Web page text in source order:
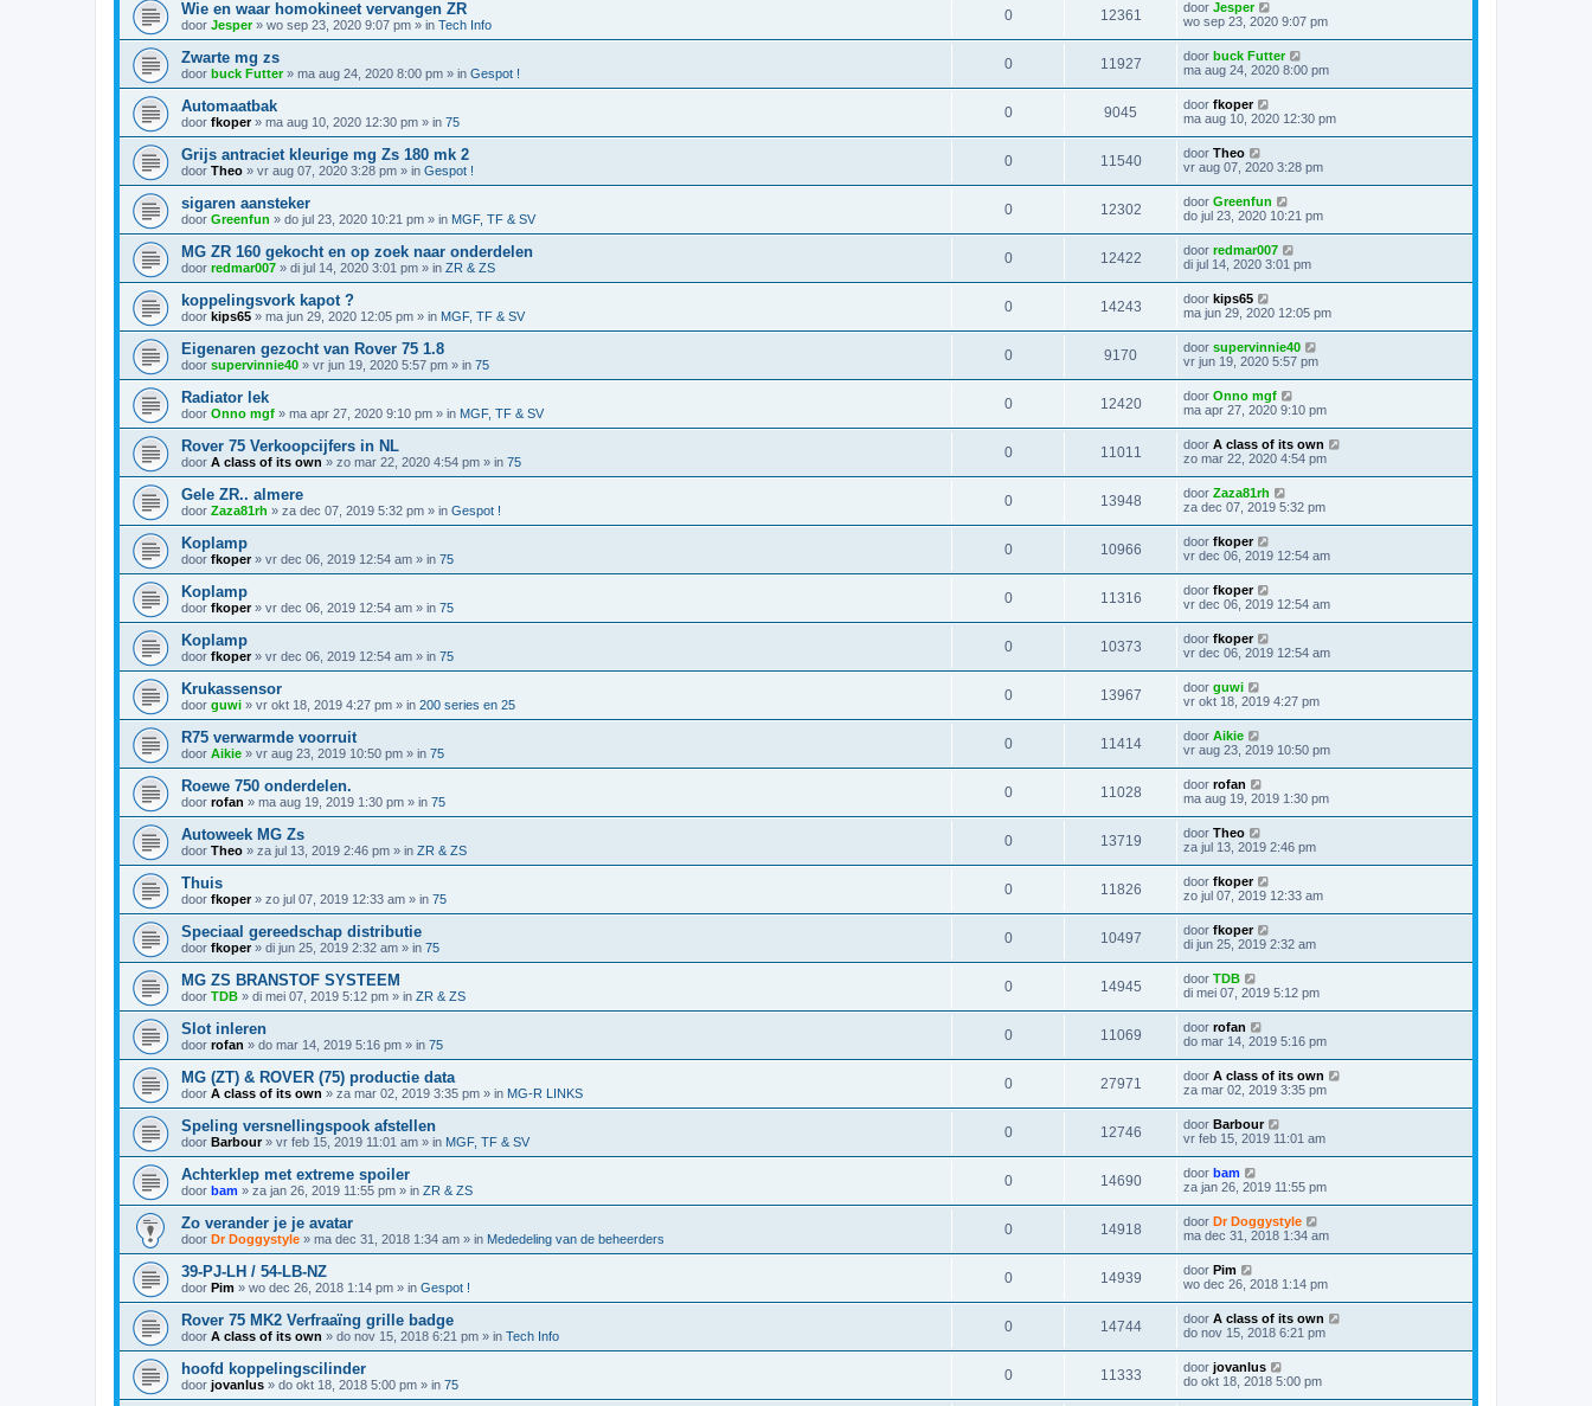
Wie en waar homokineet vervangen ZR
door Jesper» wo sep 23, 2020 9:07 pm » in Tech Info
0 12361 door Jesper
wo sep 23, 2020 9:07 pm
Zwarte mg zs
door buck Futter» ma aug 24, 2020 8:00 pm » in Gespot !
0 11927 door buck Futter
ma aug 24, 2020 8:00 pm
Automaatbak
door fkoper» ma aug 10, 2020 12:30 pm » in 75
0 9045 door fkoper
ma aug 10, 2020 12:30 pm
Grijs antraciet kleurige mg Zs 180 mk 2
door Theo » vr aug 07, 2020 3:28 pm » in Gespot !
0 11540 door Theo
vr aug 07, 2020 3:28 pm
sigaren aansteker
door Greenfun » do jul 23, 2020 10:21 pm » in MGF, TF & SV
0 12302 door Greenfun
do jul 23, 2020 10:21 pm
MG ZR 160 gekocht en op zoek naar onderdelen
door redmar007 » di jul 14, 2020 3:01 pm » in ZR & ZS
0 12422 door redmar007
di jul 14, 2020 3:01 pm
koppelingsvork kapot ?
door kips65 » ma jun 29, 2020 12:05 pm » in MGF, TF & SV
0 14243 door kips65
ma jun 29, 2020 12:05 pm
Eigenaren gezocht van Rover 75 1.8
door supervinnie40 » vr jun 19, 2020 5:57 pm » in 75
0 9170 door supervinnie40
vr jun 19, 2020 5:57 pm
Radiator lek
door Onno mgf » ma apr 27, 2020 9:10 pm » in MGF, TF & SV
0 12420 door Onno mgf
ma apr 27, 2020 9:10 pm
Rover 75 Verkoopcijfers in NL
door A class of its own » zo mar 22, 2020 4:54 pm » in 75
0 11011 door A class of its own
zo mar 22, 2020 4:54 pm
Gele ZR.. almere
door Zaza81rh » za dec 07, 2019 5:32 pm » in Gespot !
0 13948 door Zaza81rh
za dec 07, 2019 5:32 pm
Koplamp
door fkoper» vr dec 06, 2019 12:54 am » in 75
0 10966 door fkoper
vr dec 06, 2019 12:54 am
Koplamp
door fkoper» vr dec 06, 2019 12:54 am » in 75
0 11316 door fkoper
vr dec 06, 2019 12:54 am
Koplamp
door fkoper» vr dec 06, 2019 12:54 am » in 75
0 10373 door fkoper
vr dec 06, 2019 12:54 am
Krukassensor
door guwi » vr okt 18, 2019 4:27 pm » in 200 series en 25
0 13967 door guwi
vr okt 18, 2019 4:27 pm
R75 verwarmde voorruit
door Aikie » vr aug 23, 2019 10:50 pm » in 75
0 11414 door Aikie
vr aug 23, 2019 10:50 pm
Roewe 750 onderdelen.
door rofan » ma aug 19, 2019 1:30 pm » in 75
0 11028 door rofan
ma aug 19, 2019 1:30 pm
Autoweek MG Zs
door Theo » za jul 13, 2019 2:46 pm » in ZR & ZS
0 13719 door Theo
za jul 13, 2019 2:46 pm
Thuis
door fkoper» zo jul 07, 2019 12:33 am » in 75
0 11826 door fkoper
zo jul 07, 2019 12:33 am
Speciaal gereedschap distributie
door fkoper» di jun 25, 2019 2:32 am » in 75
0 10497 door fkoper
di jun 25, 2019 2:32 am
MG ZS BRANSTOF SYSTEEM
door TDB » di mei 07, 2019 5:12 pm » in ZR & ZS
0 14945 door TDB
di mei 07, 2019 5:12 pm
Slot inleren
door rofan » do mar 14, 2019 5:16 pm » in 75
0 11069 door rofan
do mar 14, 2019 5:16 pm
MG (ZT) & ROVER (75) productie data
door A class of its own » za mar 02, 2019 3:35 pm » in MG-R LINKS
0 27971 door A class of its own
za mar 02, 2019 3:35 pm
Speling versnellingspook afstellen
door Barbour» vr feb 15, 2019 11:01 am » in MGF, TF & SV
0 12746 door Barbour
vr feb 15, 2019 11:01 am
Achterklep met extreme spoiler
door bam » za jan 26, 2019 11:55 pm » in ZR & ZS
0 14690 door bam
za jan 26, 2019 11:55 pm
Zo verander je je avatar
door Dr Doggystyle » ma dec 31, 2018 1:34 am » in Mededeling van de beheerders
0 14918 door Dr Doggystyle
ma dec 31, 2018 1:34 am
39-PJ-LH / 54-LB-NZ
door Pim » wo dec 26, 2018 1:14 pm » in Gespot !
0 14939 door Pim
wo dec 26, 2018 1:14 pm
Rover 75 MK2 Verfraaïng grille badge
door A class of its own » do nov 15, 2018 6:21 pm » in Tech Info
0 14744 door A class of its own
do nov 15, 2018 6:21 pm
hoofd koppelingscilinder
door jovanlus » do okt 18, 2018 5:00 pm » in 75
0 11333 door jovanlus
do okt 18, 2018 5:00 pm